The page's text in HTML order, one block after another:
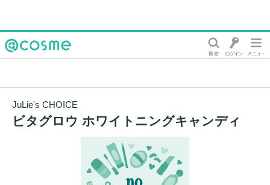
JuLie's CHOICE
ビタグロウ ホワイトニングキャンディ